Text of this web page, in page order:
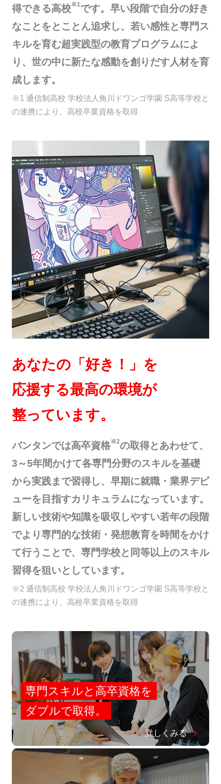
得できる高校※1です。早い段階で自分の好き
なことをとことん追求し、若い感性と専門ス
キルを育む超実践型の教育プログラムによ
り、世の中に新たな感動を創りだす人材を育
成します。
※1 通信制高校 学校法人角川ドワンゴ学園 S高等学校と
の連携により、高校卒業資格を取得
あなたの「好き！」を
応援する最高の環境が
整っています。
バンタンでは高卒資格※2の取得とあわせて、
3～5年間かけて各専門分野のスキルを基礎
から実践まで習得し、早期に就職・業界デビ
ューを目指すカリキュラムになっています。
新しい技術や知識を吸収しやすい若年の段階
でより専門的な技術・発想教育を時間をかけ
て行うことで、専門学校と同等以上のスキル
習得を狙いとしています。
※2 通信制高校 学校法人角川ドワンゴ学園 S高等学校と
の連携により、高校卒業資格を取得
専門スキルと高卒資格を
ダブルで取得。
詳しくみる